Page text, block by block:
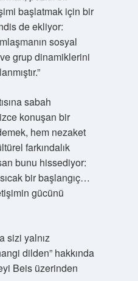
başlatmak için bir
de ekliyor:
sosyal
grup dinamiklerini
sabah
konuşan bir
hem nezaket
farkındalık
bunu hissediyor:
bir başlangıç…
gücünü
sizi yalnız
dilden” hakkında
Beis üzerinden